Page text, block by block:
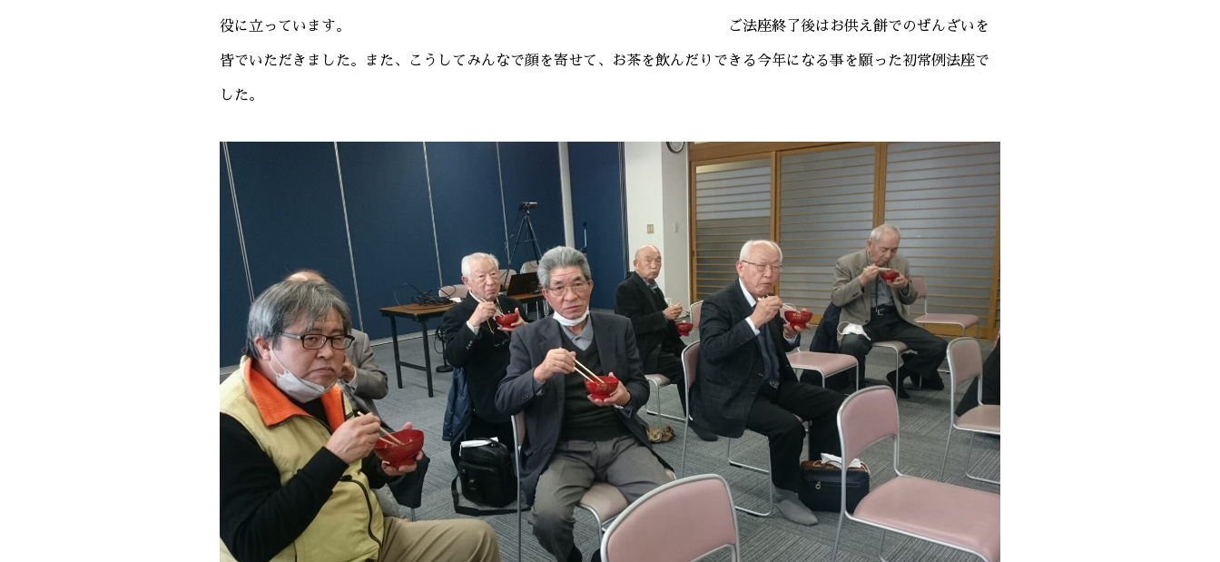
役に立っています。 ご法座終了後はお供え餅でのぜんざいを
皆でいただきました。また、こうしてみんなで顔を寄せて、お茶を飲んだりできる今年になる事を願った初常例法座で
した。